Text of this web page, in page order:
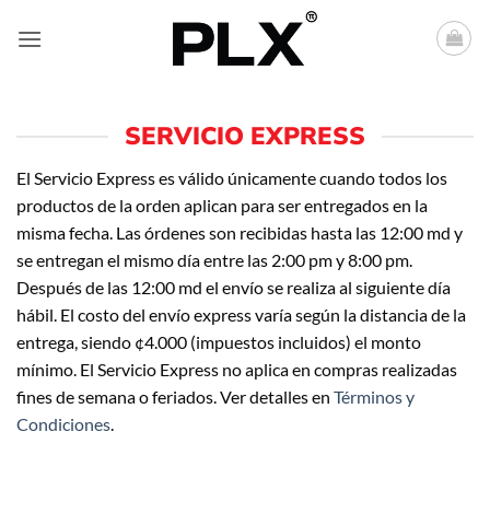
SERVICIO EXPRESS
El Servicio Express es válido únicamente cuando todos los
productos de la orden aplican para ser entregados en la
misma fecha. Las órdenes son recibidas hasta las 12:00 md y
se entregan el mismo día entre las 2:00 pm y 8:00 pm.
Después de las 12:00 md el envío se realiza al siguiente día
hábil. El costo del envío express varía según la distancia de la
entrega, siendo ¢4.000 (impuestos incluidos) el monto
mínimo. El Servicio Express no aplica en compras realizadas
fines de semana o feriados. Ver detalles en Términos y
Condiciones.